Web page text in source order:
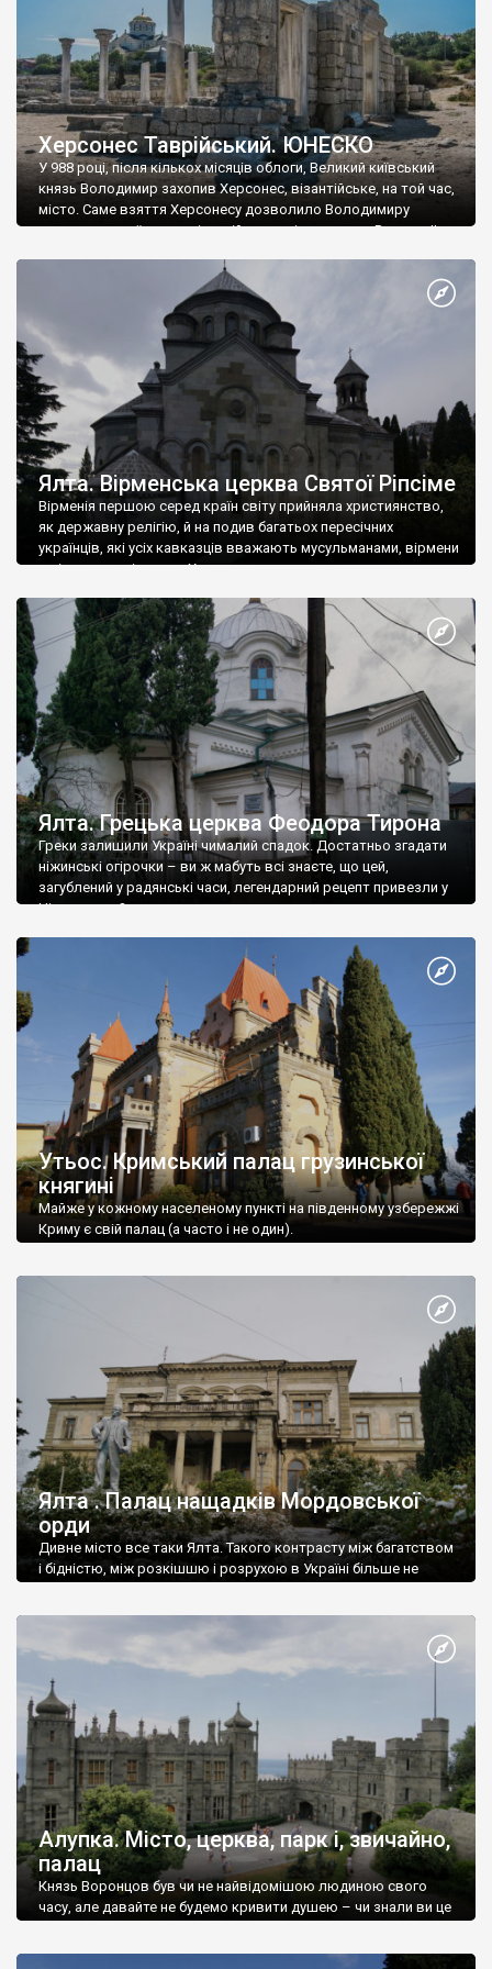
Херсонес Таврійський. ЮНЕСКО
У 988 році, після кількох місяців облоги, Великий київський
князь Володимир захопив Херсонес, візантійське, на той час,
місто. Саме взяття Херсонесу дозволило Володимиру
диктувати свої умови візантійському імператору Василю ІІ, та
Херсонесі Володимир-язичник, став Василем-християнином.
А потім було Хрещення Русі. На честь Херсонесу Таврійського
Ялта. Вірменська церква Святої Ріпсіме
Вірменія першою серед країн світу прийняла християнство,
як державну релігію, й на подив багатьох пересічних
українців, які усіх кавказців вважають мусульманами, вірмени
є відданими вірянами Христа
Ялта. Грецька церква Феодора Тирона
Греки залишили Україні чималий спадок. Достатньо згадати
ніжинські огірочки – ви ж мабуть всі знаєте, що цей,
загублений у радянські часи, легендарний рецепт привезли у
Ніжин греки?
Утьос. Кримський палац грузинської
княгині
Майже у кожному населеному пункті на південному узбережжі
Криму є свій палац (а часто і не один).
Ялта . Палац нащадків Мордовської
орди
Дивне місто все таки Ялта. Такого контрасту між багатством
і бідністю, між розкішшю і розрухою в Україні більше не
Алупка. Місто, церква, парк і, звичайно,
палац
Князь Воронцов був чи не найвідомішою людиною свого
часу, але давайте не будемо кривити душею – чи знали ви це